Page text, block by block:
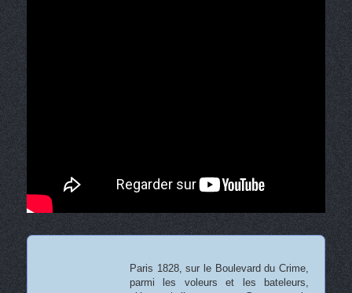
Paris 1828, sur le Boulevard du Crime,
parmi les voleurs et les bateleurs,